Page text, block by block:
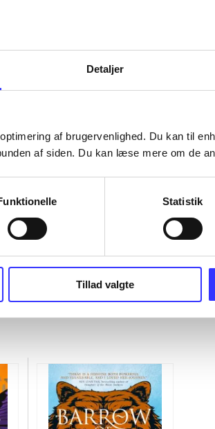
Detaljer
af brugervenlighed. Du kan til
af siden. Du kan læse mere om de
Statistik
Tillad valgte